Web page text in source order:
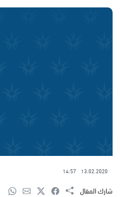
13.02.2020
14:57
شارك المقال